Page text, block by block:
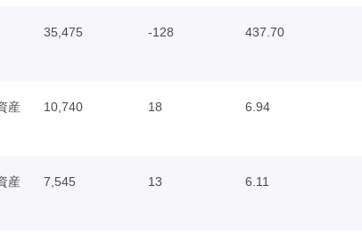
35,475 -128 437.70
産
10,740 18 6.94
産
7,545 13 6.11